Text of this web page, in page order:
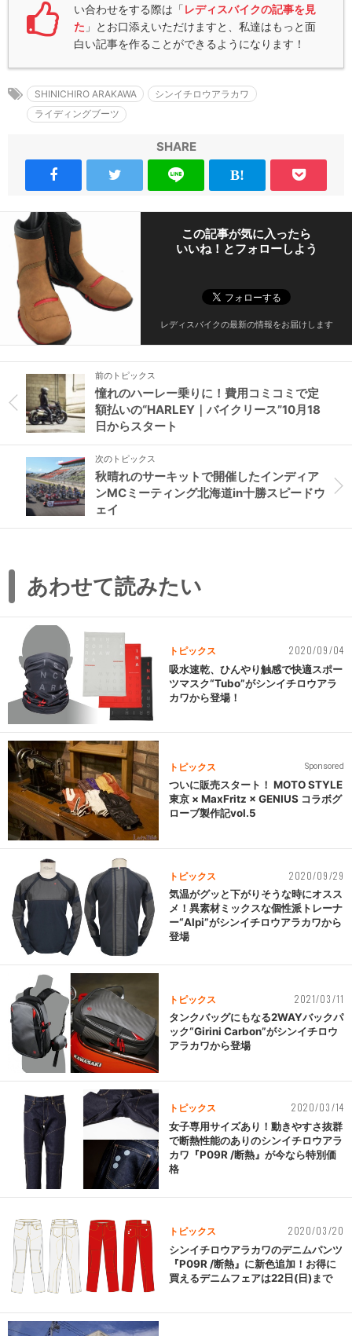
い合わせをする際は「 レディスバイクの記事を見
た 」とお口添えいただけますと、私達はもっと面
白い記事を作ることができるようになります！
SHINICHIRO ARAKAWA
シンイチロウアラカワ
ライディングブーツ
SHARE
この記事が気に入ったら
いいね！とフォローしよう
レディスバイクの最新の情報をお届けします
前のトピックス
憧れのハーレー乗りに！費用コミコミで定
額払いの“HARLEY｜バイクリース”10月18
日からスタート
次のトピックス
秋晴れのサーキットで開催したインディア
ンMCミーティング北海道in十勝スピードウ
ェイ
あわせて読みたい
トピックス 2020/09/04
吸水速乾、ひんやり触感で快適スポー
ツマスク“Tubo”がシンイチロウアラ
カワから登場！
トピックス Sponsored
ついに販売スタート！ MOTO STYLE
東京 × MaxFritz × GENIUS コラボグ
ローブ製作記vol.5
トピックス 2020/09/29
気温がグッと下がりそうな時にオスス
メ！異素材ミックスな個性派トレーナ
ー“Alpi”がシンイチロウアラカワから
登場
トピックス 2021/03/11
タンクバッグにもなる2WAYバックパ
ック“Girini Carbon”がシンイチロウ
アラカワから登場
トピックス 2020/03/14
女子専用サイズあり！動きやすさ抜群
で断熱性能のありのシンイチロウアラ
カワ『P09R /断熱』が今なら特別価
格
トピックス 2020/03/20
シンイチロウアラカワのデニムパンツ
『P09R /断熱』に新色追加！お得に
買えるデニムフェアは22日(日)まで